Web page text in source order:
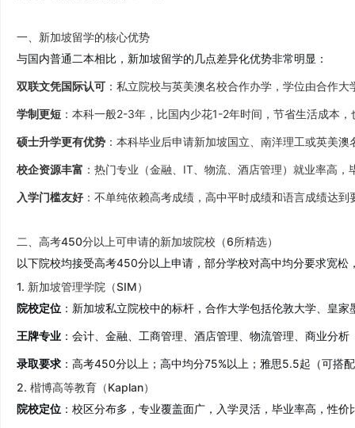
一、新加坡留学的核心优势
与国内普通二本相比，新加坡留学的几点差异化优势非常明显：
双联文凭国际认可 ：私立院校与英美澳名校合作办学，学位由合作
学制更短 ：本科一般2-3年，比国内少花1-2年时间，节省生活成本
硕士升学更有优势 ：本科毕业后申请新加坡国立、南洋理工或英美
校企资源丰富 ：热门专业（金融、IT、物流、酒店管理）就业率高
入学门槛友好 ：不单纯依赖高考成绩，高中平时成绩和语言成绩达到
二、高考450分以上可申请的新加坡院校（6所精选）
以下院校均接受高考450分以上申请，部分学校对高中均分要求宽松
1. 新加坡管理学院（SIM）
院校定位 ：新加坡私立院校中的标杆，合作大学包括伦敦大学、皇
王牌专业 ：会计、金融、工商管理、酒店管理、物流管理、商业分析
录取要求 ：高考450分以上；高中均分75%以上；雅思5.5起（可搭
2. 楷博高等教育（Kaplan）
院校定位 ：校区分布多，专业覆盖面广，入学灵活，毕业率高，性价